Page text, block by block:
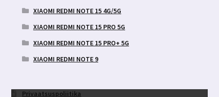
XIAOMI REDMI NOTE 15 4G/5G
XIAOMI REDMI NOTE 15 PRO 5G
XIAOMI REDMI NOTE 15 PRO+ 5G
XIAOMI REDMI NOTE 9
Privaatsuspoliitika